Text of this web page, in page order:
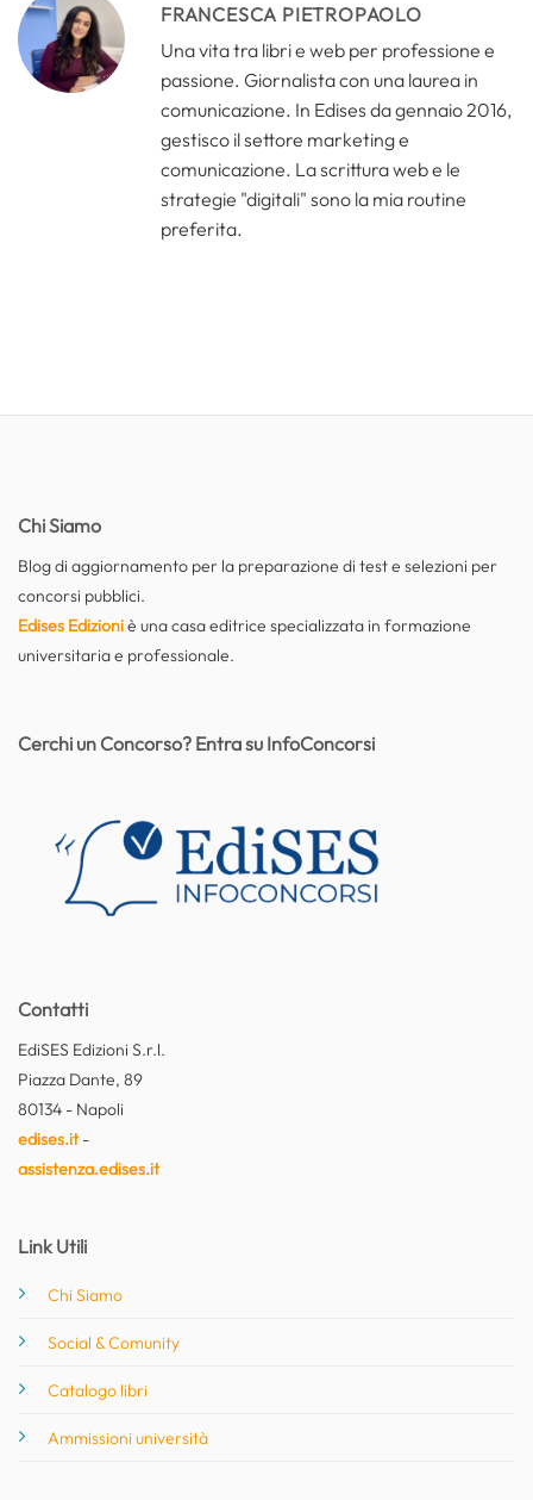
FRANCESCA PIETROPAOLO
Una vita tra libri e web per professione e
passione. Giornalista con una laurea in
comunicazione. In Edises da gennaio 2016,
gestisco il settore marketing e
comunicazione. La scrittura web e le
strategie "digitali" sono la mia routine
preferita.
Chi Siamo
Blog di aggiornamento per la preparazione di test e selezioni per
concorsi pubblici.
Edises Edizioniè una casa editrice specializzata in formazione
universitaria e professionale.
Contatti
EdiSES Edizioni S.r.l.
Piazza Dante, 89
80134 - Napoli
edises.it-
assistenza.edises.it
Link Utili
Chi Siamo
Social & Comunity
Catalogo libri
Ammissioni università
Cerchi un Concorso? Entra su InfoConcorsi